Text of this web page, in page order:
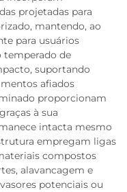
projetadas para
mantendo, ao
para usuários
temperado de
suportando
afiados
proporcionam
à sua
intacta mesmo
empregam ligas
compostos
alavancagem e
potenciais ou